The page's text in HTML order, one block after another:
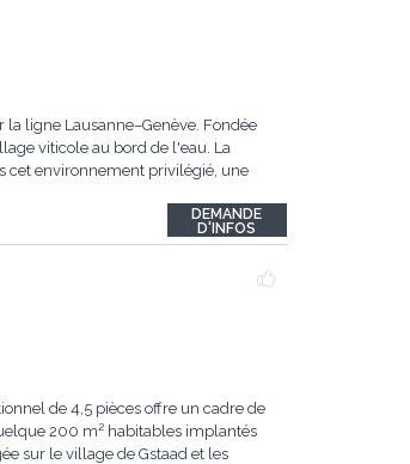
ligne Lausanne–Genève. Fondée
viticole au bord de l'eau. La
cet environnement privilégié, une
DEMANDE
D'INFOS
de 4,5 pièces offre un cadre de
200 m² habitables implantés
sur le village de Gstaad et les